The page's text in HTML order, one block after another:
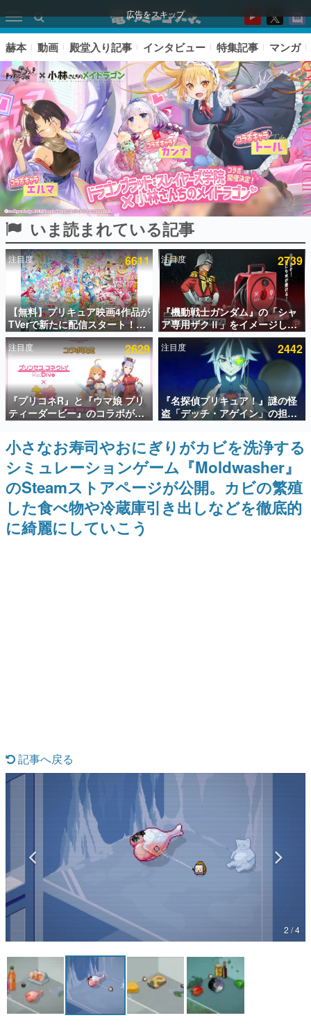
広告をスキップ
ピックアップ
電ファミのいま読まれている記事ランキング
アプリセール情報
インタビュー
連載・特集一覧
殿堂入り記事
SNS拡散数が数千以上！ ページビュー数万以上！ などな
ど。多くの人々に読まれた、電ファミ渾身の“殿堂入り”記
事をまとめました。
ゲームの企画書
名作ゲームクリエイターの方々に製作時のエピソードをお
聞きし、ヒットする企画（ゲーム）とは何か？を探ってい
きます。
赫本
この物語を解いてはいけない。『赫本』は、〈試験問題〉
の形をした短編ホラー小説集です。
なんでゲームは面白い？
ゲーム開発者・hamatsu氏がゲームの魅力を画面や操作の
具体的な形から解き明かしていく、硬派で骨太な評論連載
です。
ゲームが変えた日本語
「経験値」「裏技」「ラスボス」… ゲームにまつわる言葉
の起源や用法の変遷を、コンピューター文化史研究家・タ
イニーP氏が徹底調査。
カテゴリ
マンガ
女性向け
アプリレビュー
赫本 動画 殿堂入り記事 インタビュー 特集記事 マンガ
いま読まれている記事
注目度 6611
【無料】プリキュア映画4作品が
TVerで新たに配信スタート！な
んと2018年～2024年の映画ほぼ
すべてが見放題に、ぶっちゃけ
ありえないラインナップ
注目度 2739
『機動戦士ガンダム』の「シャ
ア専用ザクⅡ」をイメージした
散水ホースリールが予約開始。
本体にはシャアのパーソナルマ
ークやジオン公国軍のエンブレ
ム、型式番号などを配置
注目度 2629
『プリコネR』と『ウマ娘 プリ
ティーダービー』のコラボが決
定！“最大170連無料”の8.5周年
キャンペーンなども発表
注目度 2442
『名探偵プリキュア！』謎の怪
盗「デッチ・アゲイン」の担当
キャストは天﨑滉平さんと判
明。『Re:ゼロから始める異世
界生活』オットー役、『ヒプノ
シスマイク』山田三郎役など
小さなお寿司やおにぎりがカビを洗浄する
シミュレーションゲーム『Moldwasher』
のSteamストアページが公開。カビの繁殖
した食べ物や冷蔵庫引き出しなどを徹底的
に綺麗にしていこう
記事へ戻る
2 / 4